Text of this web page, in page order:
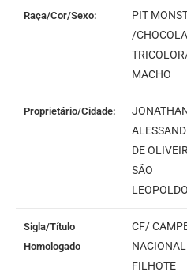
Raça/Cor/Sexo:
PIT
/
MACHO
Proprietário/Cidade:
DE
SÃO
Sigla/Título
Homologado
CF/
NACIONAL
FILHOTE